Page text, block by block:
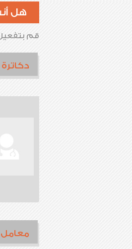
هل
قم بتفعيل